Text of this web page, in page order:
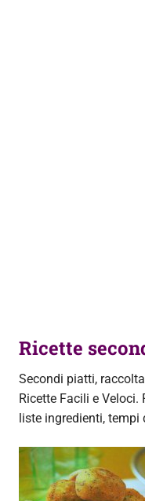
Ricette
Secondi piatti,
Ricette Facili e
liste ingredienti, tempi